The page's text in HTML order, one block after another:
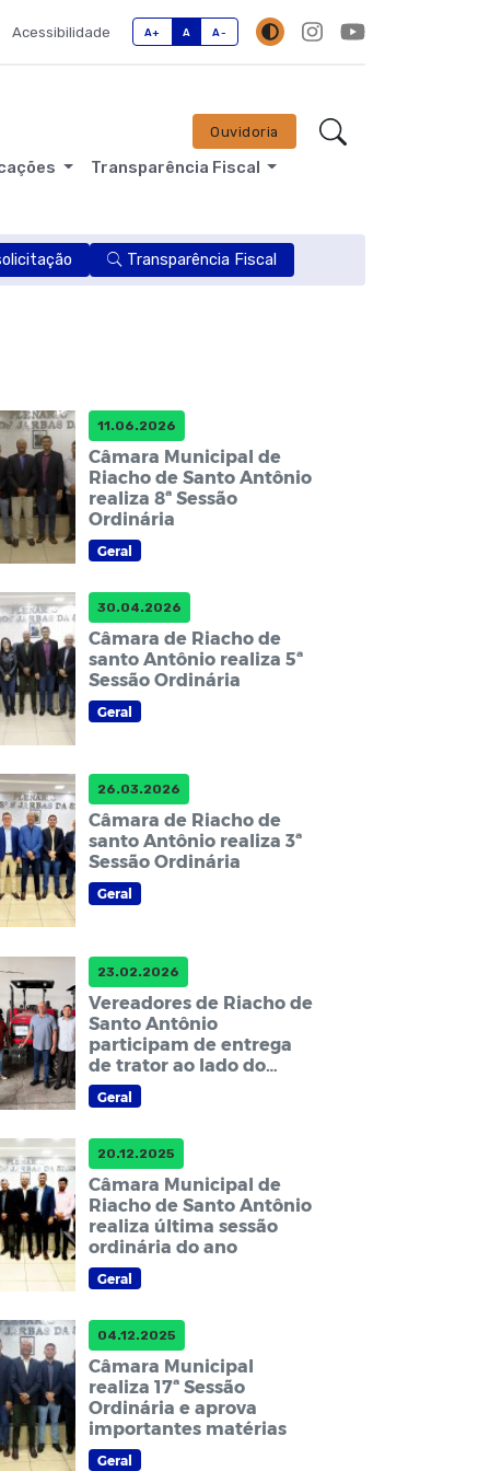
Acessibilidade A+ A A-
Transparência Fiscal
Ouvidoria
Transparência Fiscal
11.06.2026
Câmara Municipal de
Riacho de Santo Antônio
realiza 8ª Sessão
Ordinária
Geral
30.04.2026
Câmara de Riacho de
santo Antônio realiza 5ª
Sessão Ordinária
Geral
26.03.2026
Câmara de Riacho de
santo Antônio realiza 3ª
Sessão Ordinária
Geral
23.02.2026
Vereadores de Riacho de
Santo Antônio
participam de entrega
de trator ao lado do
prefeito Marcelo Barbosa
Geral
20.12.2025
Câmara Municipal de
Riacho de Santo Antônio
realiza última sessão
ordinária do ano
Geral
04.12.2025
Câmara Municipal
realiza 17ª Sessão
Ordinária e aprova
importantes matérias
Geral